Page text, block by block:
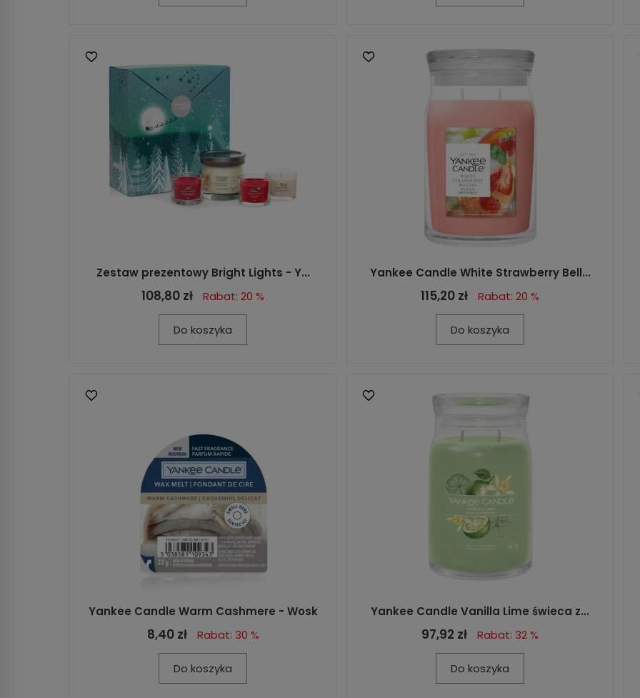
Zestaw prezentowy Bright Lights - Y...
108,80 zł Rabat: 20 %
Do koszyka
Yankee Candle White Strawberry Bell...
115,20 zł Rabat: 20 %
Do koszyka
Yankee Candle Warm Cashmere - Wosk
8,40 zł Rabat: 30 %
Do koszyka
Yankee Candle Vanilla Lime świeca z...
97,92 zł Rabat: 32 %
Do koszyka